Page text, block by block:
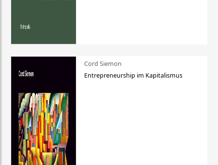
Cord Siemon
Entrepreneurship im Kapitalismus